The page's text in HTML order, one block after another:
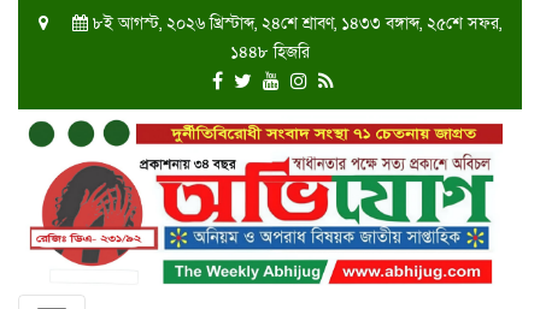
৮ই আগস্ট, ২০২৬ খ্রিস্টাব্দ, ২৪শে শ্রাবণ, ১৪৩৩ বঙ্গাব্দ, ২৫শে সফর,
১৪৪৮ হিজরি